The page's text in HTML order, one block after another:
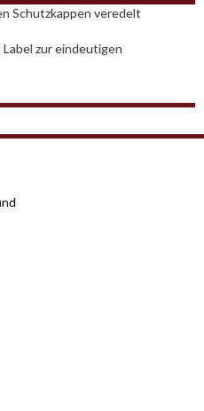
Schutzkappen veredelt
zur eindeutigen